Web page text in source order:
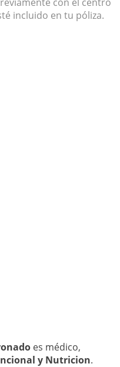
incluido en tu póliza.
es médico,
y Nutricion.